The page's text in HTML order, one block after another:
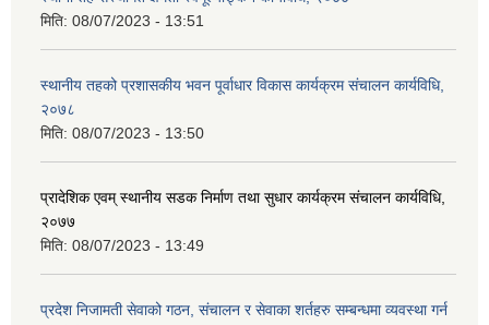
मिति: 08/07/2023 - 13:51
स्थानीय तहको प्रशासकीय भवन पूर्वाधार विकास कार्यक्रम संचालन कार्यविधि,
२०७८
मिति: 08/07/2023 - 13:50
प्रादेशिक एवम् स्थानीय सडक निर्माण तथा सुधार कार्यक्रम संचालन कार्यविधि,
२०७७
मिति: 08/07/2023 - 13:49
प्रदेश निजामती सेवाको गठन, संचालन र सेवाका शर्तहरु सम्बन्धमा व्यवस्था गर्न